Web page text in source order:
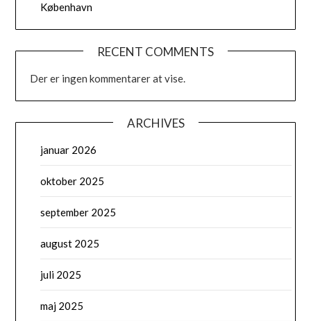
København
RECENT COMMENTS
Der er ingen kommentarer at vise.
ARCHIVES
januar 2026
oktober 2025
september 2025
august 2025
juli 2025
maj 2025